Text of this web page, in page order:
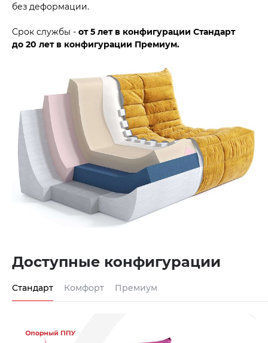
без деформации.
Срок службы - от 5 лет в конфигурации Стандарт
до 20 лет в конфигурации Премиум.
Доступные конфигурации
Стандарт Комфорт Премиум